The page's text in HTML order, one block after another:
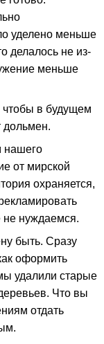
уделено меньше
делалось не из-
меньше
чтобы в будущем
дольмен.
нашего
от мирской
охраняется,
не нуждаемся.
быть. Сразу
оформить
удалили старые
Что вы
отдать